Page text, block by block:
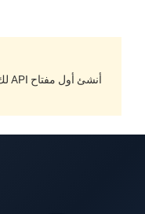
أنشئ أول مفتاح API لك في